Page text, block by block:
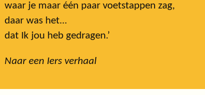
waar je maar één paar voetstappen zag,
daar was het...
dat Ik jou heb gedragen.’
Naar een Iers verhaal